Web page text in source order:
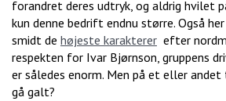
forandret deres udtryk, og aldrig hvilet
kun denne bedrift endnu større. Også
smidt de højeste karakterer efter
respekten for Ivar Bjørnson, gruppens
er således enorm. Men på et eller
gå galt?